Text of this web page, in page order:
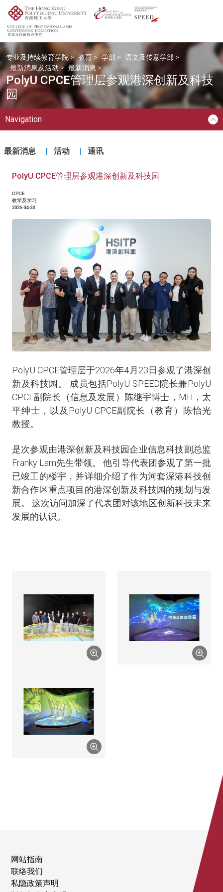
专业及持续教育学院> 教育 > 学部 > 语文及传意学部 >
最新消息及活动 > 最新消息 >
PolyU CPCE管理层参观港深创新及科技
园
Navigation
最新消息 活动 通讯
PolyU CPCE管理层参观港深创新及科技园
CPCE
教学及学习
2026-04-23
PolyU CPCE管理层于2026年4月23日参观了港深创
新及科技园。 成员包括PolyU SPEED院长兼PolyU
CPCE副院长（信息及发展）陈继宇博士，MH，太
平绅士，以及PolyU CPCE副院长（教育）陈怡光
教授。
是次参观由港深创新及科技园企业信息科技副总监
Franky Lam先生带领。 他引导代表团参观了第一批
已竣工的楼宇，并详细介绍了作为河套深港科技创
新合作区重点项目的港深创新及科技园的规划与发
展。 这次访问加深了代表团对该地区创新科技未来
发展的认识。
网站指南
联络我们
私隐政策声明